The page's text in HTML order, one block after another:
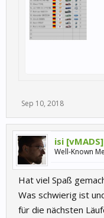
Sep 10, 2018
isi [vMADS]
Well-Known
Hat viel Spaß
Was schwierig ist
für die nächsten